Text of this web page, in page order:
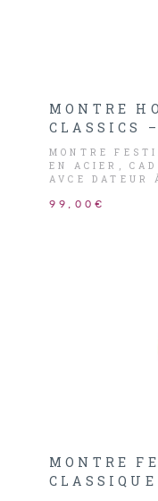
MONTRE
CLASSICS
MONTRE
EN ACIER,
AVCE
99,00€
MONTRE